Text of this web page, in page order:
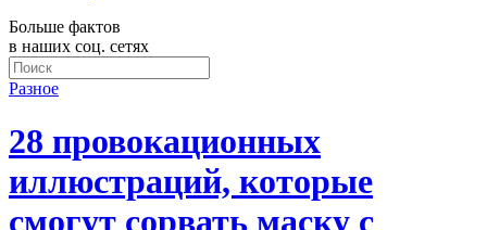
Больше фактов
в наших соц. сетях
Разное
28 провокационных
иллюстраций, которые
смогут сорвать маску с